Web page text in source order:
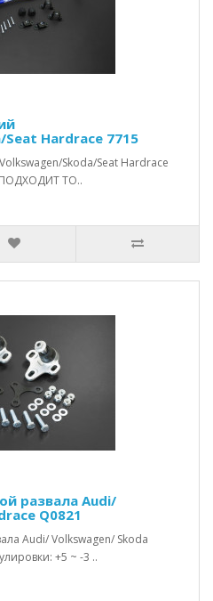
Hardrace 7715
Skoda/Seat Hardrace
ПОДХОДИТ ТО..
развала Audi/
Q0821
Audi/ Volkswagen/ Skoda
+5 ~ -3 ..